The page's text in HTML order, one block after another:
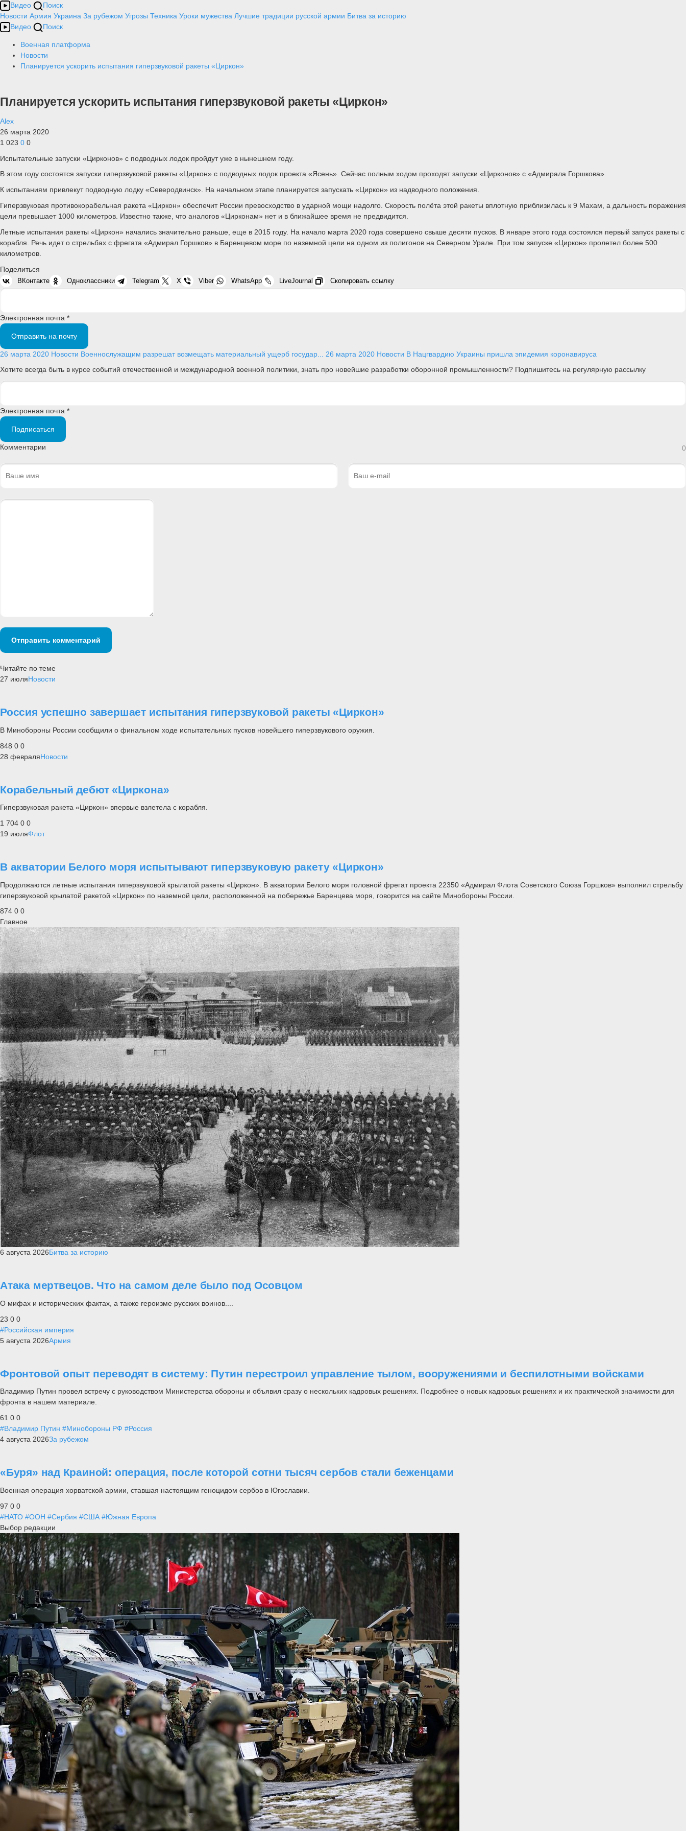
Видео
Поиск
Новости Армия Украина За рубежом Угрозы Техника Уроки мужества Лучшие традиции русской армии Битва за историю
Видео
Поиск
Военная платформа
Новости
Планируется ускорить испытания гиперзвуковой ракеты «Циркон»
Планируется ускорить испытания гиперзвуковой ракеты «Циркон»
Alex
26 марта 2020
1 023 0 0
Испытательные запуски «Цирконов» с подводных лодок пройдут уже в нынешнем году.
В этом году состоятся запуски гиперзвуковой ракеты «Циркон» с подводных лодок проекта «Ясень». Сейчас полным ходом проходят запуски «Цирконов» с «Адмирала Горшкова».
К испытаниям привлекут подводную лодку «Северодвинск». На начальном этапе планируется запускать «Циркон» из надводного положения.
Гиперзвуковая противокорабельная ракета «Циркон» обеспечит России превосходство в ударной мощи надолго. Скорость полёта этой ракеты вплотную приблизилась к 9 Махам, а дальность поражения
цели превышает 1000 километров. Известно также, что аналогов «Цирконам» нет и в ближайшее время не предвидится.
Летные испытания ракеты «Циркон» начались значительно раньше, еще в 2015 году. На начало марта 2020 года совершено свыше десяти пусков. В январе этого года состоялся первый запуск ракеты с
корабля. Речь идет о стрельбах с фрегата «Адмирал Горшков» в Баренцевом море по наземной цели на одном из полигонов на Северном Урале. При том запуске «Циркон» пролетел более 500
километров.
Поделиться
ВКонтакте Одноклассники Telegram X Viber WhatsApp LiveJournal Скопировать ссылку
Электронная почта *
Отправить на почту
26 марта 2020 Новости Военнослужащим разрешат возмещать материальный ущерб государ... 26 марта 2020 Новости В Нацгвардию Украины пришла эпидемия коронавируса
Хотите всегда быть в курсе событий отечественной и международной военной политики, знать про новейшие разработки оборонной промышленности? Подпишитесь на регулярную рассылку
Электронная почта *
Подписаться
Комментарии 0
Отправить комментарий
Читайте по теме
27 июляНовости
Россия успешно завершает испытания гиперзвуковой ракеты «Циркон»
В Минобороны России сообщили о финальном ходе испытательных пусков новейшего гиперзвукового оружия.
848 0 0
28 февраляНовости
Корабельный дебют «Циркона»
Гиперзвуковая ракета «Циркон» впервые взлетела с корабля.
1 704 0 0
19 июляФлот
В акватории Белого моря испытывают гиперзвуковую ракету «Циркон»
Продолжаются летные испытания гиперзвуковой крылатой ракеты «Циркон». В акватории Белого моря головной фрегат проекта 22350 «Адмирал Флота Советского Союза Горшков» выполнил стрельбу
гиперзвуковой крылатой ракетой «Циркон» по наземной цели, расположенной на побережье Баренцева моря, говорится на сайте Минобороны России.
874 0 0
Главное
6 августа 2026Битва за историю
Атака мертвецов. Что на самом деле было под Осовцом
О мифах и исторических фактах, а также героизме русских воинов....
23 0 0
#Российская империя
5 августа 2026Армия
Фронтовой опыт переводят в систему: Путин перестроил управление тылом, вооружениями и беспилотными войсками
Владимир Путин провел встречу с руководством Министерства обороны и объявил сразу о нескольких кадровых решениях. Подробнее о новых кадровых решениях и их практической значимости для
фронта в нашем материале.
61 0 0
#Владимир Путин #Минобороны РФ #Россия
4 августа 2026За рубежом
«Буря» над Краиной: операция, после которой сотни тысяч сербов стали беженцами
Военная операция хорватской армии, ставшая настоящим геноцидом сербов в Югославии.
97 0 0
#НАТО #ООН #Сербия #США #Южная Европа
Выбор редакции